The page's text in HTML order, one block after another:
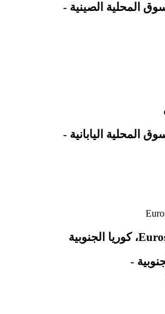
المحلية الصينية -
المحلية اليابانية -
-